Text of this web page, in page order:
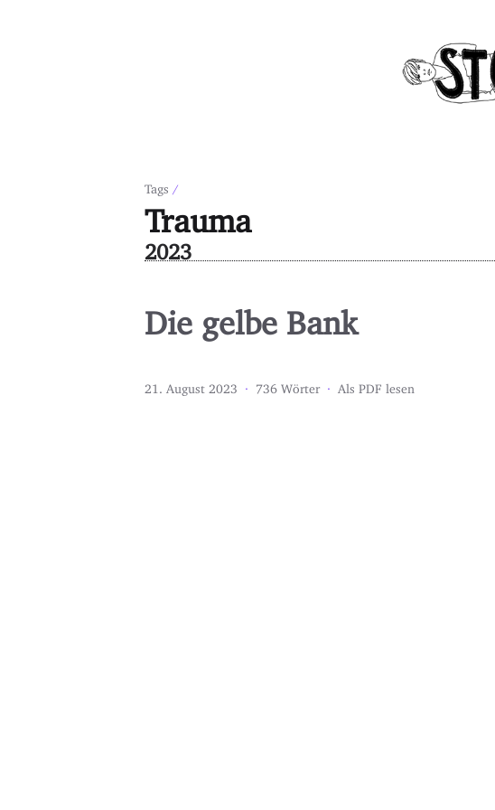
Tags /
Trauma
2023
Die gelbe Bank
21. August 2023 736 Wörter Als PDF lesen